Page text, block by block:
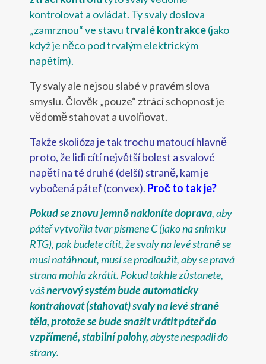
kontrolovat a ovládat. Ty svaly doslova
„zamrznou“ ve stavu trvalé kontrakce(jako
když je něco pod trvalým elektrickým
napětím).
Ty svaly ale nejsou slabé v pravém slova
smyslu. Člověk „pouze“ ztrácí schopnost je
vědomě stahovat a uvolňovat.
Takže skolióza je tak trochu matoucí hlavně
proto, že lidi cítí největší bolest a svalové
napětí na té druhé (delší) straně, kam je
vybočená páteř (convex). Proč to tak je?
Pokud se znovu jemně nakloníte doprava, aby
páteř vytvořila tvar písmene C (jako na snímku
RTG), pak budete cítit, že svaly na levé straně se
musí natáhnout, musí se prodloužit, aby se pravá
strana mohla zkrátit. Pokud takhle zůstanete,
vášnervový systém bude automaticky
kontrahovat (stahovat) svaly na levé straně
těla, protože se bude snažit vrátit páteř do
vzpřímené, stabilní polohy,abyste nespadli do
strany.